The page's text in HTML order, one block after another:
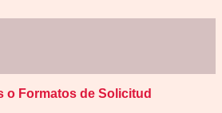
o Formatos de Solicitud